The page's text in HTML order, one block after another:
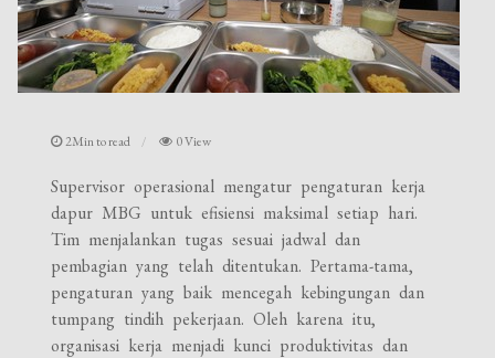
2Min to read 0 View
Supervisor operasional mengatur pengaturan kerja
dapur MBG untuk efisiensi maksimal setiap hari.
Tim menjalankan tugas sesuai jadwal dan
pembagian yang telah ditentukan. Pertama-tama,
pengaturan yang baik mencegah kebingungan dan
tumpang tindih pekerjaan. Oleh karena itu,
organisasi kerja menjadi kunci produktivitas dan